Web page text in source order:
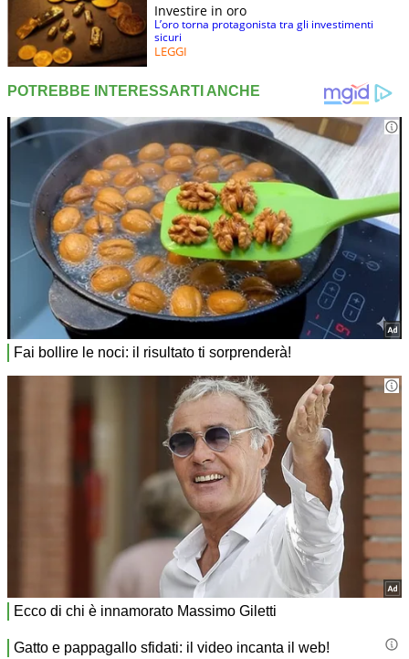
Investire in oro
L’oro torna protagonista tra gli investimenti
sicuri
LEGGI